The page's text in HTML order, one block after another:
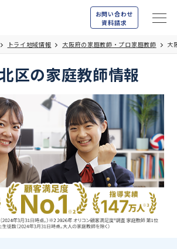
お問い合わせ
資料請求
トライ地域情報 大阪府の家庭教師・プロ家庭教師 大
区の家庭教師情報